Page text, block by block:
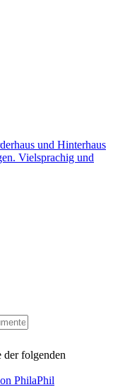
und Hinterhaus
Vielsprachig und
der folgenden
PhilaPhil